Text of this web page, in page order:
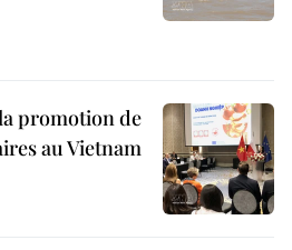
promotion de
au Vietnam